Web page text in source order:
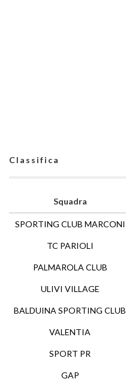
Classifica
Squadra
SPORTING CLUB MARCONI
TC PARIOLI
PALMAROLA CLUB
ULIVI VILLAGE
BALDUINA SPORTING CLUB
VALENTIA
SPORT PR
GAP